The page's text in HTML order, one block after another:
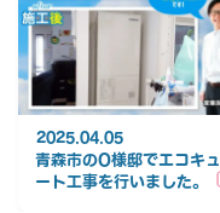
2025.04.05
青森市のO様邸でエコキュ
ート工事を行いました。